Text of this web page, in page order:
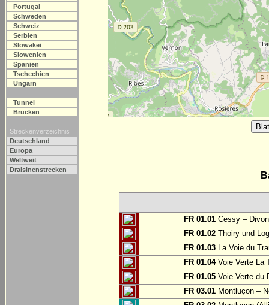
Portugal
Schweden
Schweiz
Serbien
Slowakei
Slowenien
Spanien
Tschechien
Ungarn
Tunnel
Brücken
Streckenverzeichnis
Deutschland
Europa
Weltweit
Draisinenstrecken
FR 01.01 Cessy –
FR 01.02 Thoiry und
FR 01.03 La Voie du
FR 01.04Voie Verte La
FR 01.05 Voie Verte du
FR 03.01 Montluçon –